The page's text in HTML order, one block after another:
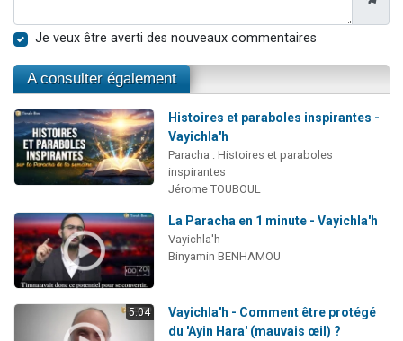
Je veux être averti des nouveaux commentaires
A consulter également
Histoires et paraboles inspirantes -
Vayichla'h
Paracha : Histoires et paraboles
inspirantes
Jérome TOUBOUL
La Paracha en 1 minute - Vayichla'h
Vayichla'h
Binyamin BENHAMOU
5:04
Vayichla'h - Comment être protégé
du 'Ayin Hara' (mauvais œil) ?